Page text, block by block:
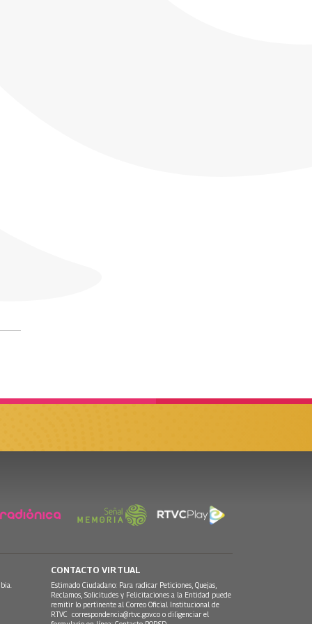
CONTACTO VIRTUAL
Estimado Ciudadano: Para radicar Peticiones, Quejas,
Reclamos, Solicitudes y Felicitaciones a la Entidad puede
remitir lo pertinente al Correo Oficial Institucional de
RTVC correspondencia@rtvc.gov.co o diligenciar el